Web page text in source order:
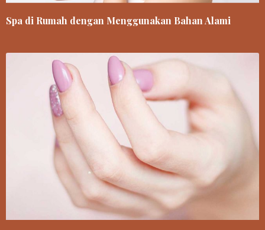
Spa di Rumah dengan Menggunakan Bahan Alami